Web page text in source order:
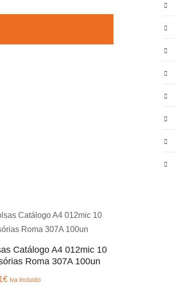
Catálogo A4 012mic 10
Roma 307A 100un
€ Iva Incluido